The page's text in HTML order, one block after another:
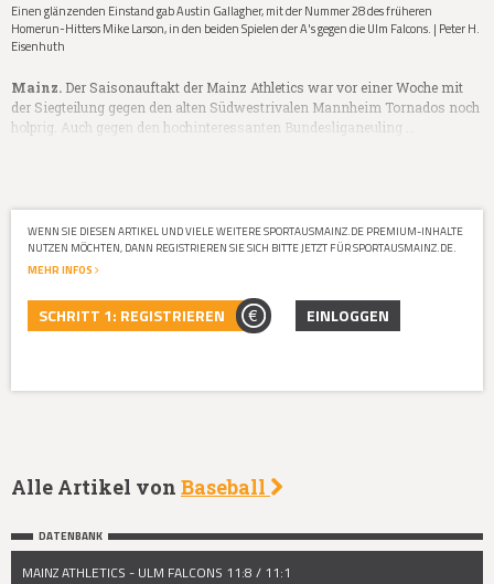
Einen glänzenden Einstand gab Austin Gallagher, mit der Nummer 28 des früheren
Homerun-Hitters Mike Larson, in den beiden Spielen der A's gegen die Ulm Falcons. | Peter H.
Eisenhuth
Mainz. Der Saisonauftakt der Mainz Athletics war vor einer Woche mit
der Siegteilung gegen den alten Südwestrivalen Mannheim Tornados noch
holprig. Auch gegen den hochinteressanten Bundesliganeuling …
WENN SIE DIESEN ARTIKEL UND VIELE WEITERE SPORTAUSMAINZ.DE PREMIUM-INHALTE
NUTZEN MÖCHTEN, DANN REGISTRIEREN SIE SICH BITTE JETZT FÜR SPORTAUSMAINZ.DE.
MEHR INFOS
SCHRITT 1: REGISTRIEREN EINLOGGEN
Alle Artikel von Baseball
DATENBANK
MAINZ ATHLETICS - ULM FALCONS 11:8 / 11:1